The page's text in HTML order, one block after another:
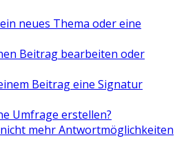
neues Thema oder eine
Beitrag bearbeiten oder
Beitrag eine Signatur
Umfrage erstellen?
mehr Antwortmöglichkeiten